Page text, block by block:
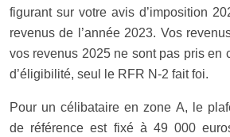
figurant sur votre avis d’imposition
revenus de l’année 2023. Vos
vos revenus 2025 ne sont pas pris en
d’éligibilité, seul le RFR N-2 fait foi.
Pour un célibataire en zone A, le
de référence est fixé à 49 000